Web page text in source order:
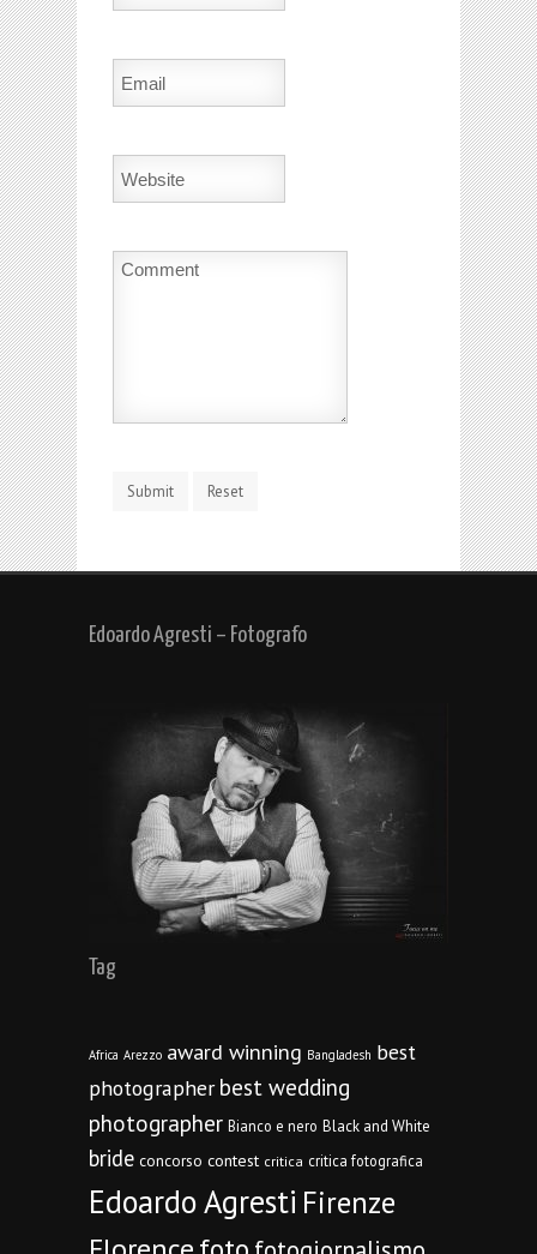
Edoardo Agresti – Fotografo
Tag
Africa Arezzo award winning Bangladesh best
photographer best wedding
photographer Bianco e nero Black and White
bride concorso contest critica critica fotografica
Edoardo Agresti Firenze